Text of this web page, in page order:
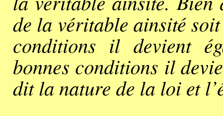
de la véritable ainsité
conditions il devient
bonnes conditions il
dit la nature de la loi et